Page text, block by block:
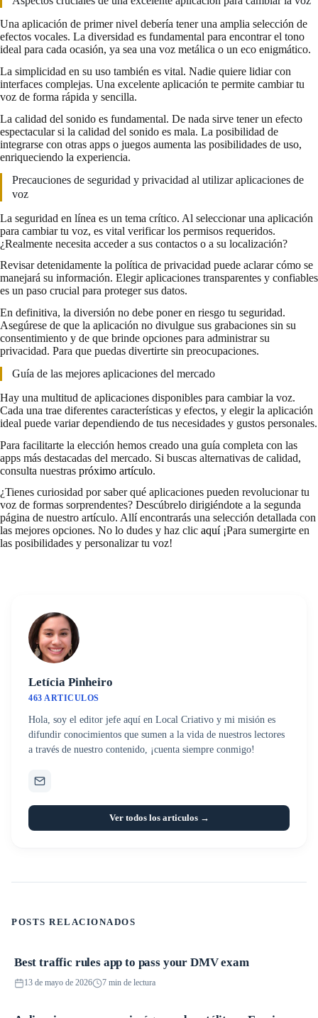
Una aplicación de primer nivel debería tener una amplia selección de
efectos vocales. La diversidad es fundamental para encontrar el tono
ideal para cada ocasión, ya sea una voz metálica o un eco enigmático.
La simplicidad en su uso también es vital. Nadie quiere lidiar con
interfaces complejas. Una excelente aplicación te permite cambiar tu
voz de forma rápida y sencilla.
La calidad del sonido es fundamental. De nada sirve tener un efecto
espectacular si la calidad del sonido es mala. La posibilidad de
integrarse con otras apps o juegos aumenta las posibilidades de uso,
enriqueciendo la experiencia.
Precauciones de seguridad y privacidad al utilizar aplicaciones de
voz
La seguridad en línea es un tema crítico. Al seleccionar una aplicación
para cambiar tu voz, es vital verificar los permisos requeridos.
¿Realmente necesita acceder a sus contactos o a su localización?
Revisar detenidamente la política de privacidad puede aclarar cómo se
manejará su información. Elegir aplicaciones transparentes y confiables
es un paso crucial para proteger sus datos.
En definitiva, la diversión no debe poner en riesgo tu seguridad.
Asegúrese de que la aplicación no divulgue sus grabaciones sin su
consentimiento y de que brinde opciones para administrar su
privacidad. Para que puedas divertirte sin preocupaciones.
Guía de las mejores aplicaciones del mercado
Hay una multitud de aplicaciones disponibles para cambiar la voz.
Cada una trae diferentes características y efectos, y elegir la aplicación
ideal puede variar dependiendo de tus necesidades y gustos personales.
Para facilitarte la elección hemos creado una guía completa con las
apps más destacadas del mercado. Si buscas alternativas de calidad,
consulta nuestras próximo artículo.
¿Tienes curiosidad por saber qué aplicaciones pueden revolucionar tu
voz de formas sorprendentes? Descúbrelo dirigiéndote a la segunda
página de nuestro artículo. Allí encontrarás una selección detallada con
las mejores opciones. No lo dudes y haz clic aquí¡Para sumergirte en
las posibilidades y personalizar tu voz!
Letícia Pinheiro
463 ARTICULOS
Hola, soy el editor jefe aquí en Local Criativo y mi misión es
difundir conocimientos que sumen a la vida de nuestros lectores
a través de nuestro contenido, ¡cuenta siempre conmigo!
Ver todos los articulos →
POSTS RELACIONADOS
Aplicaciones
Best traffic rules app to pass your DMV exam
13 de mayo de 2026 7 min de lectura